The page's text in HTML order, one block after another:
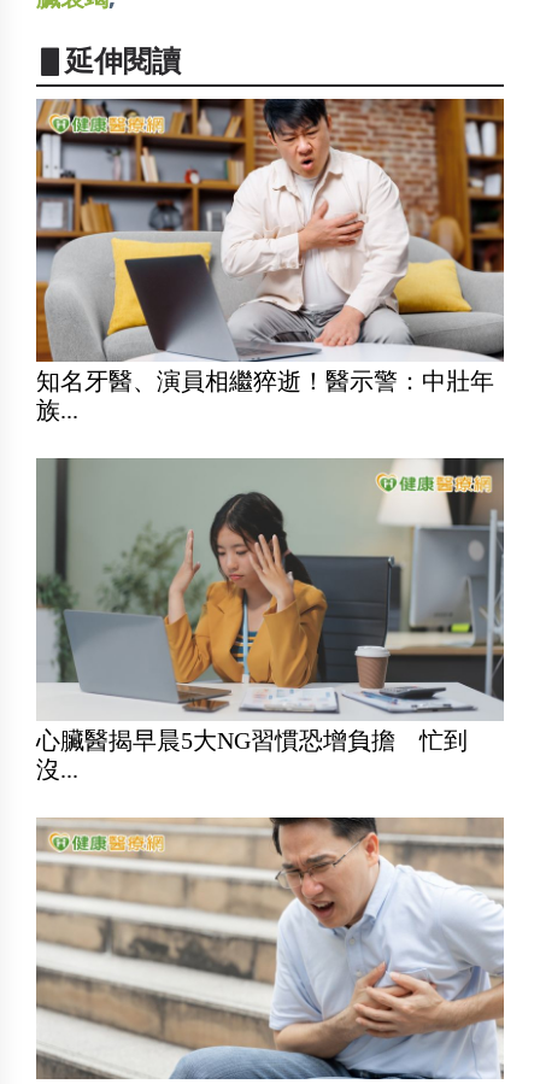
▋延伸閱讀
知名牙醫、演員相繼猝逝！醫示警：中壯年
族...
心臟醫揭早晨5大NG習慣恐增負擔 忙到
沒...